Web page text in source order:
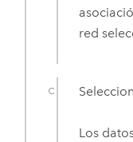
red
Los